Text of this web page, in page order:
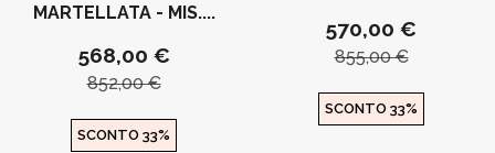
MARTELLATA - MIS....
568,00 €
852,00 €
SCONTO 33%
570,00 €
855,00 €
SCONTO 33%